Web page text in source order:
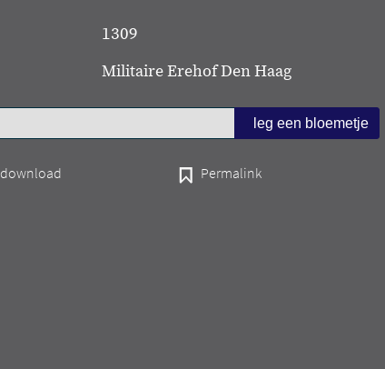
1309
Militaire Erehof Den Haag
download Permalink